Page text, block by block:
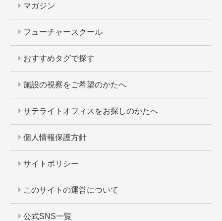
マガジン
フューチャースクール
おすすめタグで探す
施設の視察をご希望のかたへ
サテライトオフィスをお探しのかたへ
個人情報保護方針
サイトポリシー
このサイトの運営について
公式SNS一覧